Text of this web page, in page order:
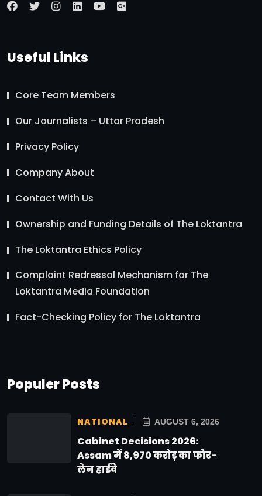
Useful Links
Core Team Members
Our Journalists – Uttar Pradesh
Privacy Policy
Company About
Contact With Us
Ownership and Funding Details of The Loktantra
The Loktantra Ethics Policy
Complaint Redressal Mechanism for The
Loktantra Media Foundation
Fact-Checking Policy for The Loktantra
Populer Posts
NATIONAL AUGUST 6, 2026
Cabinet Decisions 2026:
Assam में 8,970 करोड़ का फोर-
लेन हाईवे